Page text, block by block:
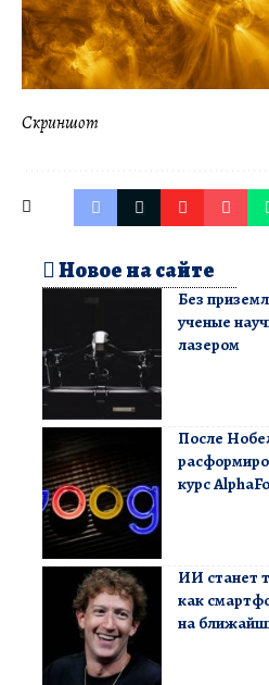
Скриншот
Новое на сайте
Без
ученые
лазером
После
курс
ИИ станет
как
на